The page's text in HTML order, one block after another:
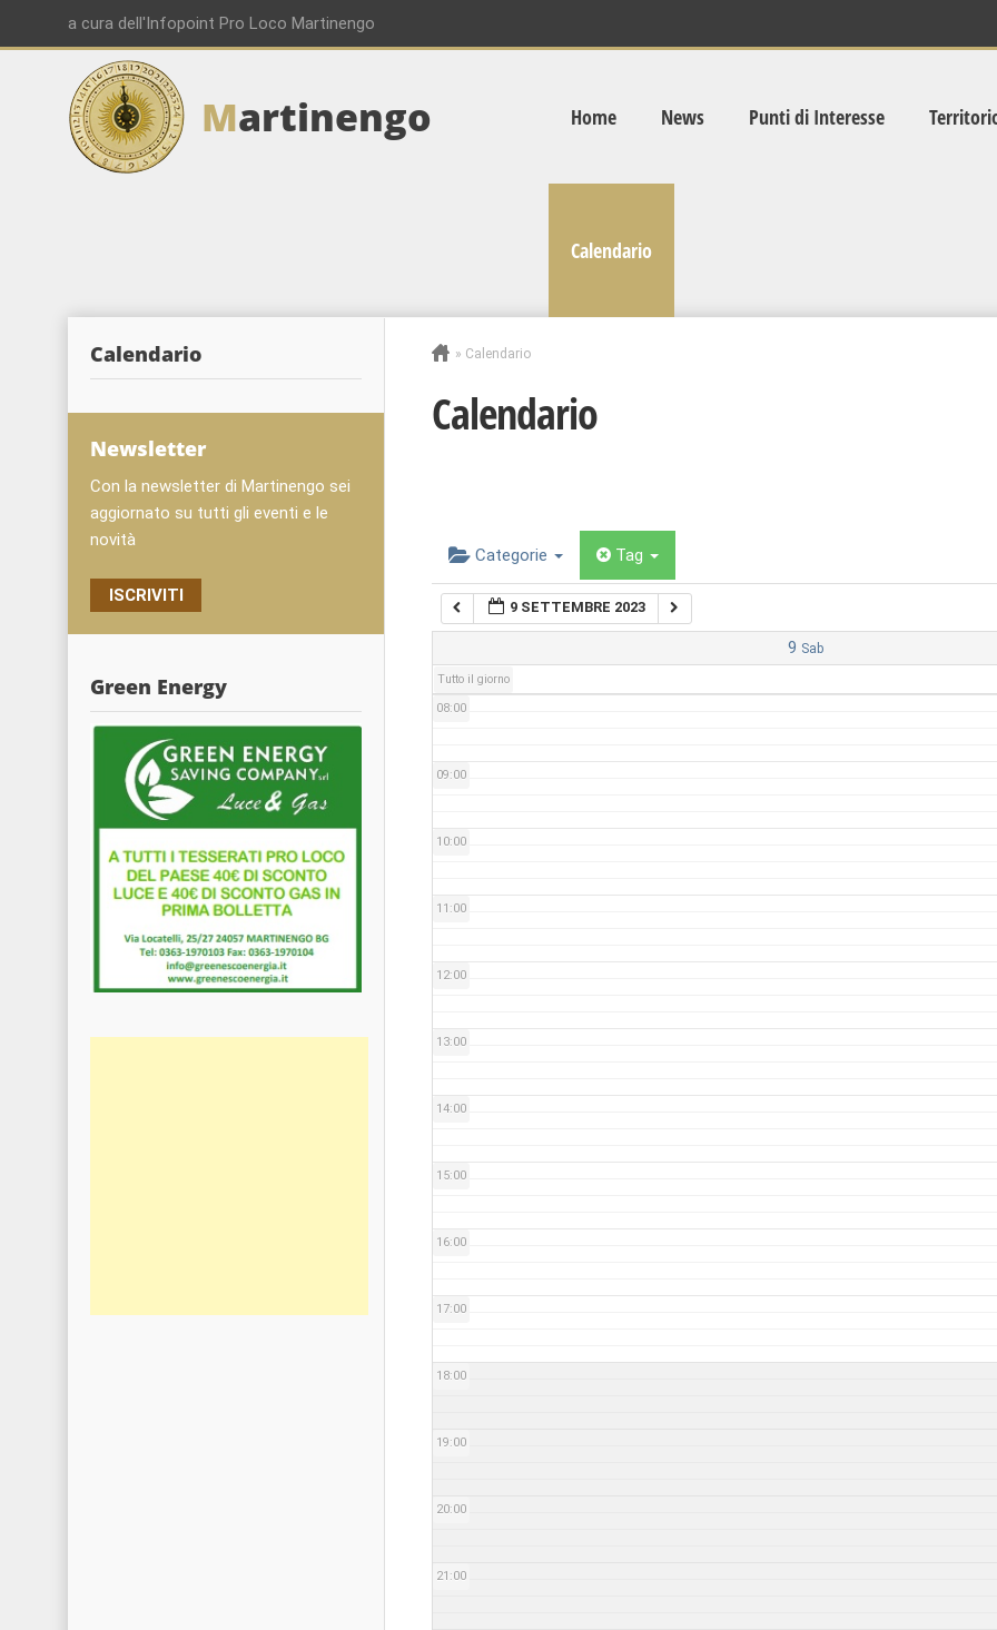
a cura dell'Infopoint Pro Loco Martinengo
Martinengo Home News Punti di Interesse
Calendario
» Calendario
Calendario
Categorie Tag
9 SETTEMBRE 2023
9 Sab
Tutto il giorno
08:00
09:00
10:00
11:00
12:00
13:00
14:00
15:00
16:00
17:00
18:00
19:00
20:00
21:00
Calendario
Newsletter
Con la newsletter di Martinengo sei
aggiornato su tutti gli eventi e le
novità
ISCRIVITI
Green Energy